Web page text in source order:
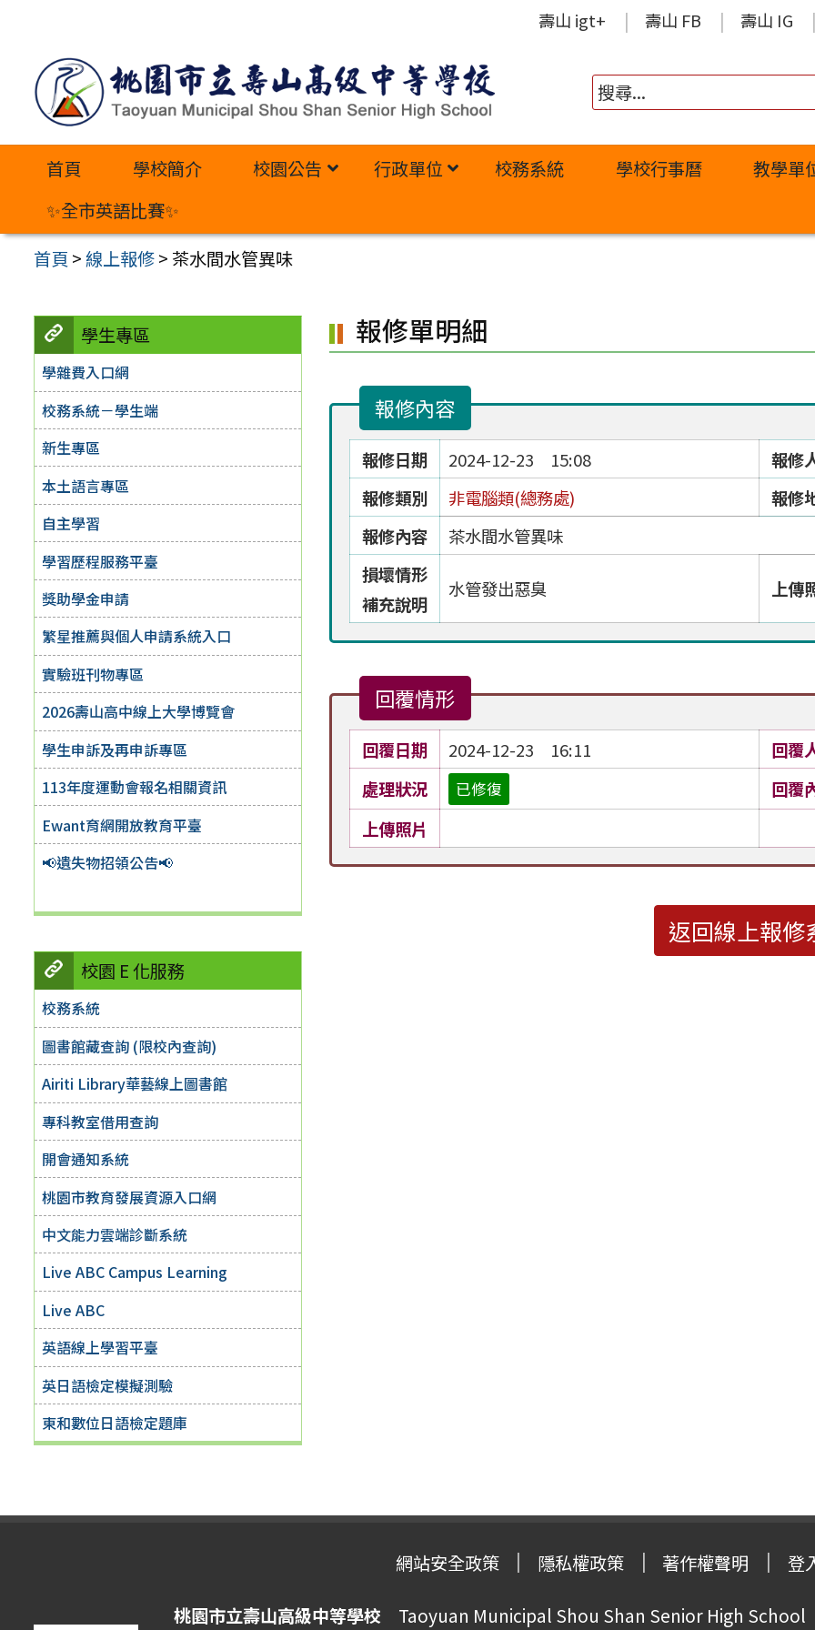
內
壽山 igt+ 壽山 FB 壽山 IG
首頁 學校簡介 校園公告 行政單位 校務系統 學校行事曆
教學單
✨全市英語比賽✨
首頁 >線上報修> 茶水間水管異味
學生專區
學雜費入口網
校務系統－學生端
新生專區
本土語言專區
自主學習
學習歷程服務平臺
獎助學金申請
繁星推薦與個人申請系統入口
實驗班刊物專區
2026壽山高中線上大學博覽會
學生申訴及再申訴專區
113年度運動會報名相關資訊
Ewant育網開放教育平臺
📢遺失物招領公告📢
校園 E 化服務
校務系統
圖書館藏查詢 (限校內查詢)
Airiti Library華藝線上圖書館
專科教室借用查詢
開會通知系統
桃園市教育發展資源入口網
中文能力雲端診斷系統
Live ABC Campus Learning
Live ABC
英語線上學習平臺
英日語檢定模擬測驗
東和數位日語檢定題庫
報修單明細
報修內容
報修日期 2024-12-23 15:08
報修
報修類別
非電腦類(總務處)
報修
報修內容
茶水間水管異味
損壞情形
補充說明
水管發出惡臭 上傳
回覆情形
回覆日期 2024-12-23 16:11
回覆
處理狀況
已修復
回覆
上傳照片
返回線上報修
網站安全政策 隱私權政策 著作權聲明 登
桃園市立壽山高級中等學校 Taoyuan Municipal Shou Shan Senior High School